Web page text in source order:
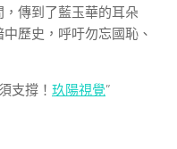
，傳到了藍玉華的耳朵
歷史，呼吁勿忘國恥、
支撐！ 玖陽視覺”